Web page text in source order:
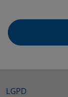
LGPD